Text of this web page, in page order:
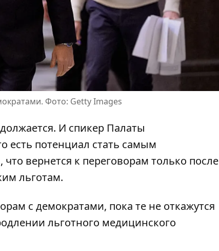
Фото: Getty Images
. И спикер Палаты
есть потенциал стать самым
вернется к переговорам только после
льготам.
с демократами, пока те не откажутся
льготного медицинского